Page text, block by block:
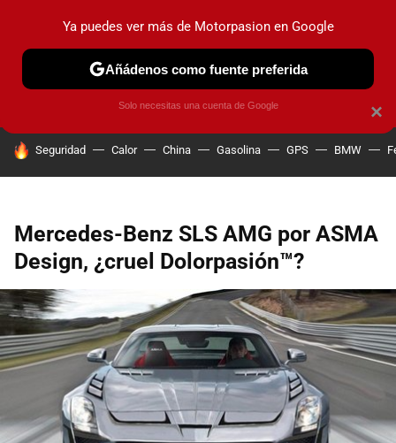
PRUEBAS COCHES ELÉCTRICOS OBSERVATORIO
HOY SE HABLA DE
Seguridad Calor China Gasolina GPS BMW
Mercedes-Benz SLS AMG por ASMA
Design, ¿cruel Dolorpasión™?
×
Ya puedes ver más de Motorpasion en Google
Añádenos como fuente preferida
Solo necesitas una cuenta de Google